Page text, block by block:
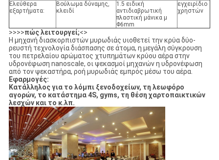
Ελεύθερα
εξαρτήματα:
Βούλωμα δύναμης,
κλειδί
1.5 ειδική
αντιδιαβρωτική
πλαστική μάνικα μ
Φ6mm
εγχειρίδιο
χρηστών
>>>>πώς λειτουργεί;<>
Η μηχανή διασκορπιστών μυρωδιάς υιοθετεί την κρύα δύο-
ρευστή τεχνολογία διάσπασης σε άτομα, η μεγάλη σύγκρουση
του πετρελαίου αρώματος χτυπημάτων κρύου αέρα στην
υδρονέφωση nanoscale, οι ψεκασμοί μηχανών η υδρονέφωση
από τον ψεκαστήρα, ροή μυρωδιάς εμπρός μέσω του αέρα.
Εφαρμογές:
Κατάλληλος για το λόμπι ξενοδοχείων, τη λεωφόρο
αγορών, το κατάστημα 4S, gyms, τη θέση χαρτοπαικτικών
λεσχών και το κ.λπ.